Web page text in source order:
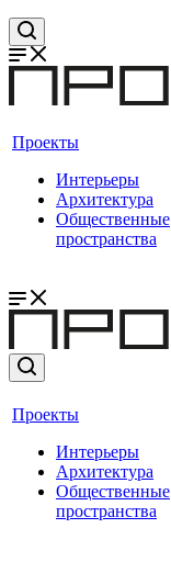
Проекты
Интерьеры
Архитектура
Общественные
пространства
Проекты
Интерьеры
Архитектура
Общественные
пространства